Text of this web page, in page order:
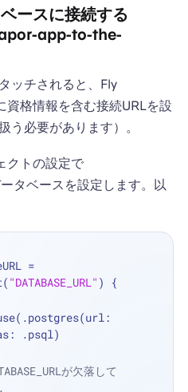
ースに接続する
app-to-the-
ッチされると、Fly
資格情報を含む接続URLを設
う必要があります）。
クトの設定で
タベースを設定します。以
=
"DATABASE_URL" ) {
.psql)
が欠落して